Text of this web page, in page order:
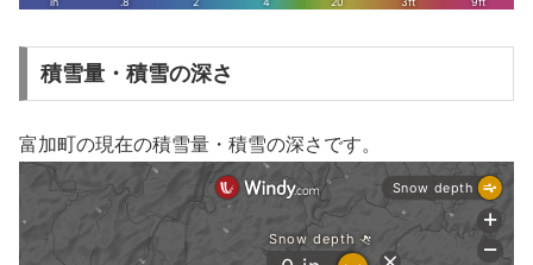
積雪量・積雪の深さ
富加町の現在の積雪量・積雪の深さです。